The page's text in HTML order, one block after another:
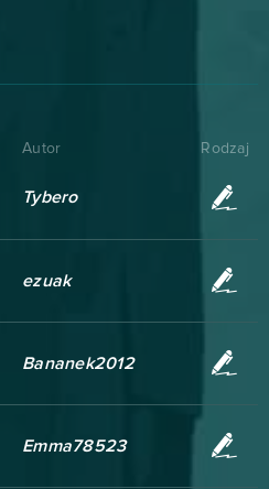
Autor Rodzaj
Tybero
ezuak
Bananek2012
Emma78523